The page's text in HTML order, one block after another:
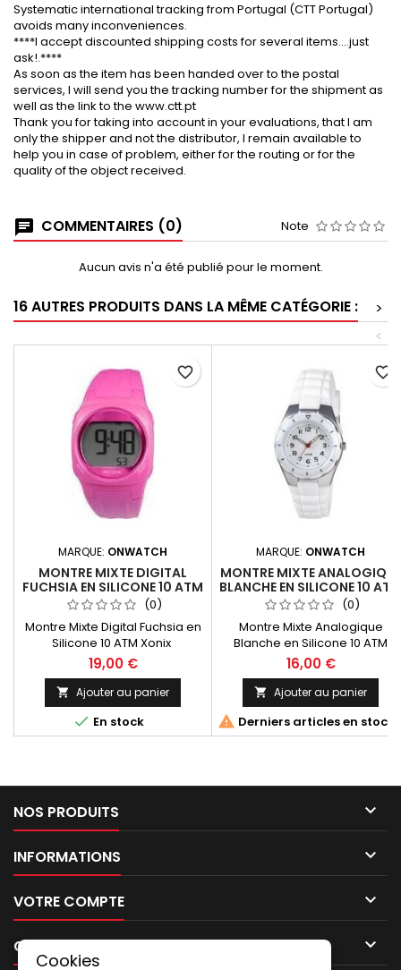
Systematic international tracking from Portugal (CTT Portugal)
avoids many inconveniences.
****I accept discounted shipping costs for several items....just
ask!.****
As soon as the item has been handed over to the postal
services, I will send you the tracking number for the shipment as
well as the link to the www.ctt.pt
Thank you for taking into account in your evaluations, that I am
only the shipper and not the distributor, I remain available to
help you in case of problem, either for the routing or for the
quality of the object received.
COMMENTAIRES (0) Note
Aucun avis n'a été publié pour le moment.
16 AUTRES PRODUITS DANS LA MÊME CATÉGORIE :
>
<
MARQUE: ONWATCH
MONTRE MIXTE DIGITAL
FUCHSIA EN SILICONE 10 ATM
XONIX KG-005
(0)
Montre Mixte Digital Fuchsia en
Silicone 10 ATM Xonix
Fabrication In Japan
Dimensions (L*W*H) :
44.4*33.0*13.7mm
19,00 €
 Ajouter au panier
 En stock
favorite_border
MARQUE: ONWATCH
MONTRE MIXTE ANALOGIQUE
BLANCHE EN SILICONE 10 ATM
XONIX PV-001
(0)
Montre Mixte Analogique
Blanche en Silicone 10 ATM
Xonix Fabrication In Japan
Dimensions (L*W*H) :
36.0*28.0*12.0mm
16,00 €
 Ajouter au panier
 Derniers articles en stock
favorite_border
NOS PRODUITS 
INFORMATIONS 
VOTRE COMPTE 
CONTACT 
Cookies